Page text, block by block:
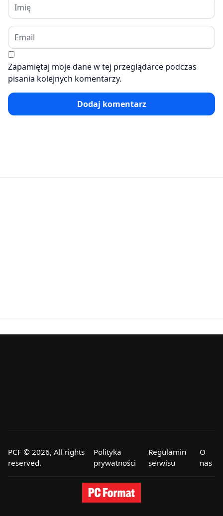
Zapamiętaj moje dane w tej przeglądarce podczas
pisania kolejnych komentarzy.
Dodaj komentarz
PCF © 2026, All rights
reserved.
Polityka
prywatności
Regulamin
serwisu
O
nas